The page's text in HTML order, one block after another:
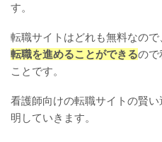
す。
転職サイトはどれも無料なので
転職を進めることができるので
ことです。
看護師向けの転職サイトの賢
明していきます。